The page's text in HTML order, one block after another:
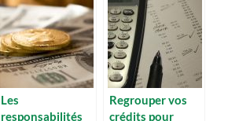
procédure?
payer ?
Les
responsabilités
Regrouper vos
crédits pour